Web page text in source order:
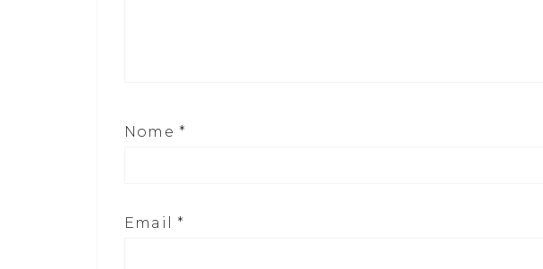
Nome *
Email *